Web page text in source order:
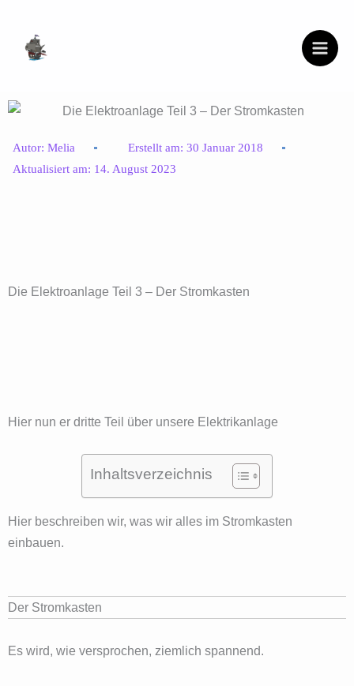
springen
Autor: Melia Erstellt am: 30 Januar 2018
Aktualisiert am: 14. August 2023
Die Elektroanlage Teil 3 – Der Stromkasten
Hier nun er dritte Teil über unsere Elektrikanlage
Inhaltsverzeichnis
Hier beschreiben wir, was wir alles im Stromkasten
einbauen.
Der Stromkasten
Es wird, wie versprochen, ziemlich spannend.